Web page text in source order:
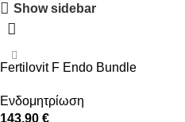
Show sidebar
Fertilovit F Endo Bundle
Ενδομητρίωση
143.90 €